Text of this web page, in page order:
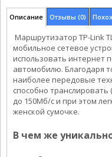
Описание Отзывы (0)
Маршрутизатор TP-Link
мобильное сетевое
использовать интернет
автомобилю. Благодаря
наиболее передовые
способно транслировать
до 150Мб/с и при этом
женской сумочке.
В чем же